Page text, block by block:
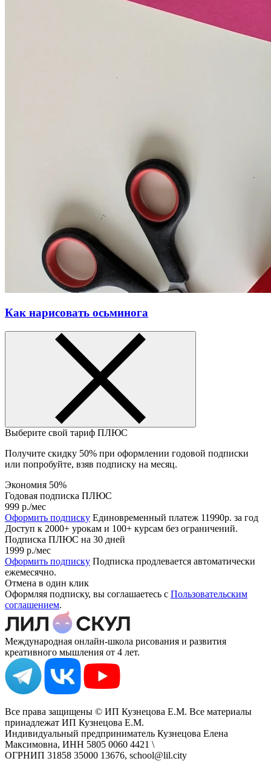
Как нарисовать осьминога
Выберите свой тариф ПЛЮС
Получите скидку 50% при оформлении годовой подписки
или попробуйте, взяв подписку на месяц.
Экономия 50%
Годовая подписка ПЛЮС
999 р./мес
Оформить подписку Единовременный платеж 11990р. за год
Доступ к 2000+ урокам и 100+ курсам без ограничений.
Подписка ПЛЮС на 30 дней
1999 р./мес
Оформить подписку Подписка продлевается автоматически
ежемесячно.
Отмена в один клик
Оформляя подписку, вы соглашаетесь с Пользовательским
соглашением.
Международная онлайн-школа рисования и развития
креативного мышления от 4 лет.
Все права защищены © ИП Кузнецова Е.М. Все материалы
принадлежат ИП Кузнецова Е.М.
Индивидуальный предприниматель Кузнецова Елена
Максимовна, ИНН 5805 0060 4421 \
ОГРНИП 31858 35000 13676, school@lil.city